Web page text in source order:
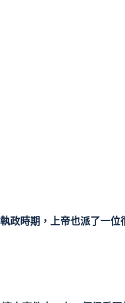
政時期，上帝也派了一